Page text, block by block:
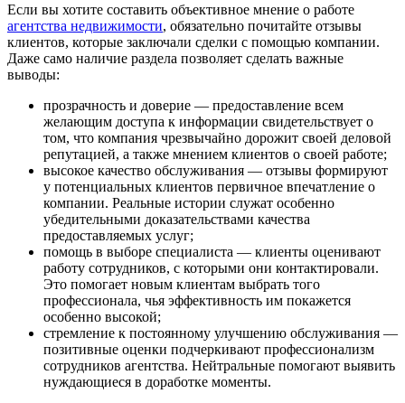
Если вы хотите составить объективное мнение о работе
агентства недвижимости, обязательно почитайте отзывы
клиентов, которые заключали сделки с помощью компании.
Даже само наличие раздела позволяет сделать важные
выводы:
прозрачность и доверие — предоставление всем
желающим доступа к информации свидетельствует о
том, что компания чрезвычайно дорожит своей деловой
репутацией, а также мнением клиентов о своей работе;
высокое качество обслуживания — отзывы формируют
у потенциальных клиентов первичное впечатление о
компании. Реальные истории служат особенно
убедительными доказательствами качества
предоставляемых услуг;
помощь в выборе специалиста — клиенты оценивают
работу сотрудников, с которыми они контактировали.
Это помогает новым клиентам выбрать того
профессионала, чья эффективность им покажется
особенно высокой;
стремление к постоянному улучшению обслуживания —
позитивные оценки подчеркивают профессионализм
сотрудников агентства. Нейтральные помогают выявить
нуждающиеся в доработке моменты.